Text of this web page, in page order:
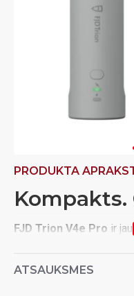
PRODUKTA
Kompakts.
FJD Trion V4e Pro ir
īpaši vieglā – tikai
ATSAUKSMES